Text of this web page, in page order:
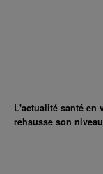
L'actualité santé en
rehausse son